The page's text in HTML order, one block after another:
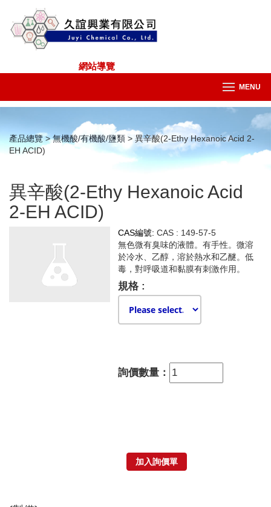
網站導覽
MENU
產品總覽>無機酸/有機酸/鹽類 > 異辛酸(2-Ethy Hexanoic Acid 2-
EH ACID)
異辛酸(2-Ethy Hexanoic Acid
2-EH ACID)
CAS編號: CAS : 149-57-5
無色微有臭味的液體。有手性。微溶
於冷水、乙醇，溶於熱水和乙醚。低
毒，對呼吸道和黏膜有刺激作用。
規格 :
詢價數量：